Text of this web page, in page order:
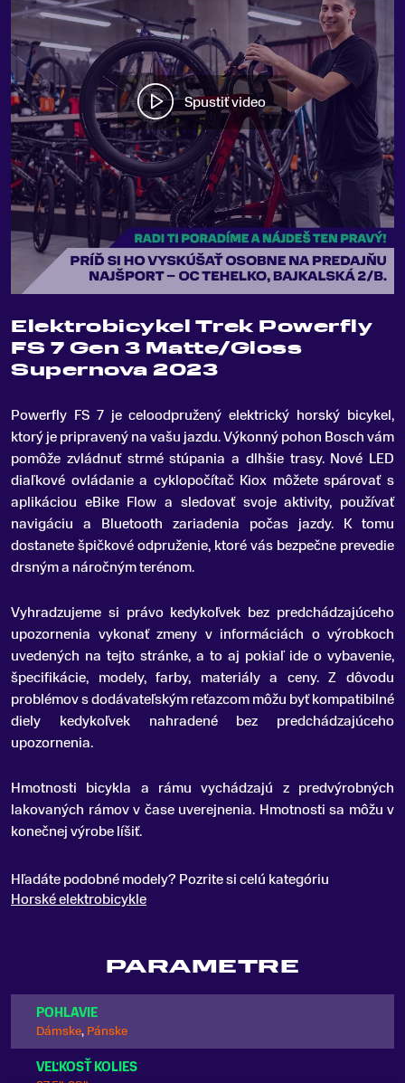
Spustiť video
Elektrobicykel Trek Powerfly
FS 7 Gen 3 Matte/Gloss
Supernova 2023
Powerfly FS 7 je celoodpružený elektrický horský bicykel,
ktorý je pripravený na vašu jazdu.Výkonný pohon Bosch vám
pomôže zvládnuť strmé stúpania a dlhšie trasy. Nové LED
diaľkové ovládanie a cyklopočítač Kiox môžete spárovať s
aplikáciou eBike Flow a sledovať svoje aktivity, používať
navigáciu a Bluetooth zariadenia počas jazdy. K tomu
dostanete špičkové odpruženie, ktoré vás bezpečne prevedie
drsným a náročným terénom.
Vyhradzujeme si právo kedykoľvek bez predchádzajúceho
upozornenia vykonať zmeny v informáciách o výrobkoch
uvedených na tejto stránke, a to aj pokiaľ ide o vybavenie,
špecifikácie, modely, farby, materiály a ceny. Z dôvodu
problémov s dodávateľským reťazcom môžu byť kompatibilné
diely kedykoľvek nahradené bez predchádzajúceho
upozornenia.
Hmotnosti bicykla a rámu vychádzajú z predvýrobných
lakovaných rámov v čase uverejnenia. Hmotnosti sa môžu v
konečnej výrobe líšiť.
Hľadáte podobné modely? Pozrite si celú kategóriu
Horské elektrobicykle
PARAMETRE
POHLAVIE
Dámske, Pánske
VEĽKOSŤ KOLIES